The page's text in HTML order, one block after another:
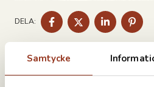
Samtycke
DELA:
DELA
PÅ
FACEBOOK
DELA
PÅ
TWITTER
DELA
PÅ
LINKEDIN
PÅ